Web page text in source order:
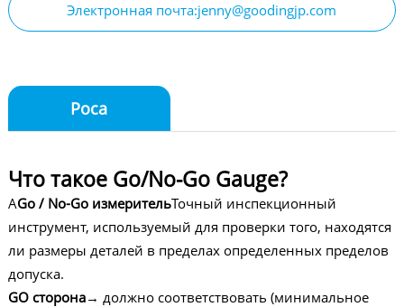
Электронная почта:jenny@goodingjp.com
Роса
Что такое Go/No-Go Gauge?
АGo / No-Go измерительТочный инспекционный
инструмент, используемый для проверки того, находятся
ли размеры деталей в пределах определенных пределов
допуска.
GO сторона→ должно соответствовать (минимальное